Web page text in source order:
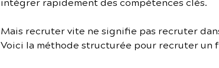
intégrer rapidement des compétences clés.
Mais recruter vite ne signifie pas recruter
Voici la méthode structurée pour recruter un